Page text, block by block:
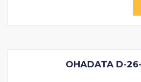
OHADATA D-